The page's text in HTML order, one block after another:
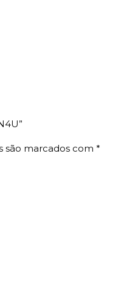
são marcados com *